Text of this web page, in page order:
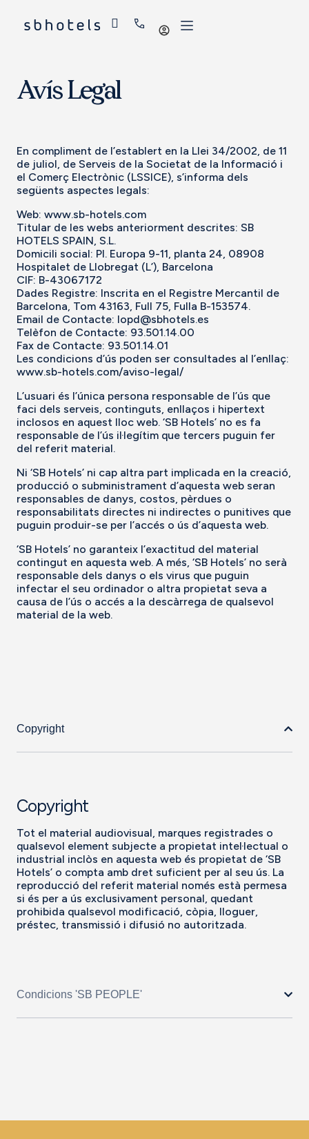
Iniciar
Avís Legal
En compliment de l’establert en la Llei 34/2002, de 11
de juliol, de Serveis de la Societat de la Informació i
el Comerç Electrònic (LSSICE), s’informa dels
següents aspectes legals:
Web: www.sb-hotels.com
Titular de les webs anteriorment descrites: SB
HOTELS SPAIN, S.L.
Domicili social: Pl. Europa 9-11, planta 24, 08908
Hospitalet de Llobregat (L’), Barcelona
CIF: B-43067172
Dades Registre: Inscrita en el Registre Mercantil de
Barcelona, Tom 43163, Full 75, Fulla B-153574.
Email de Contacte: lopd@sbhotels.es
Telèfon de Contacte: 93.501.14.00
Fax de Contacte: 93.501.14.01
Les condicions d’ús poden ser consultades al l’enllaç:
www.sb-hotels.com/aviso-legal/
L’usuari és l’única persona responsable de l’ús que
faci dels serveis, continguts, enllaços i hipertext
inclosos en aquest lloc web. ‘SB Hotels’ no es fa
responsable de l’ús il·legítim que tercers puguin fer
del referit material.
Ni ‘SB Hotels’ ni cap altra part implicada en la creació,
producció o subministrament d’aquesta web seran
responsables de danys, costos, pèrdues o
responsabilitats directes ni indirectes o punitives que
puguin produir-se per l’accés o ús d’aquesta web.
‘SB Hotels’ no garanteix l’exactitud del material
contingut en aquesta web. A més, ‘SB Hotels’ no serà
responsable dels danys o els virus que puguin
infectar el seu ordinador o altra propietat seva a
causa de l’ús o accés a la descàrrega de qualsevol
material de la web.
Copyright
Condicions 'SB PEOPLE'
Copyright
Tot el material audiovisual, marques registrades o
qualsevol element subjecte a propietat intel·lectual o
industrial inclòs en aquesta web és propietat de ‘SB
Hotels’ o compta amb dret suficient per al seu ús. La
reproducció del referit material només està permesa
si és per a ús exclusivament personal, quedant
prohibida qualsevol modificació, còpia, lloguer,
préstec, transmissió i difusió no autoritzada.